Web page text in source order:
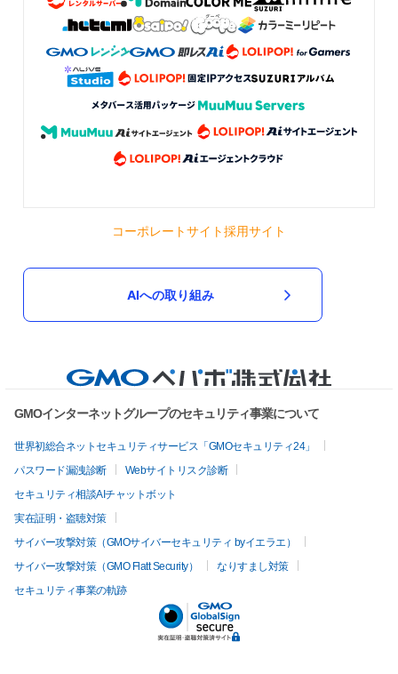
コーポレートサイト採用サイト
AIへの取り組み
GMOインターネットグループのセキュリティ事業について
世界初総合ネットセキュリティサービス「GMOセキュリティ24」
パスワード漏洩診断
Webサイトリスク診断
セキュリティ相談AIチャットボット
実在証明・盗聴対策
サイバー攻撃対策（GMOサイバーセキュリティ byイエラエ）
サイバー攻撃対策（GMO Flatt Security）
なりすまし対策
セキュリティ事業の軌跡